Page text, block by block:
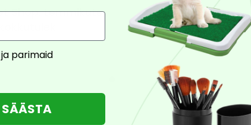
Shop. Lemmikute
9,90€
5,94€
parimaid